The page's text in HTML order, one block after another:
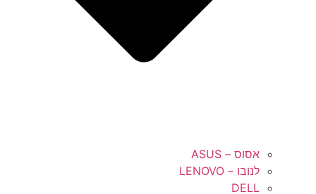
אסוס – ASUS
לנובו – LENOVO
DELL